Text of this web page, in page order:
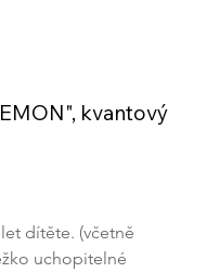
kvantový
dítěte. (včetně
uchopitelné